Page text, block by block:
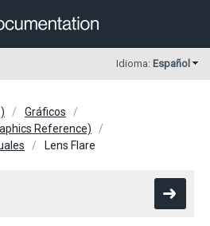
Idioma: Español
Gráficos
Reference)
Lens Flare